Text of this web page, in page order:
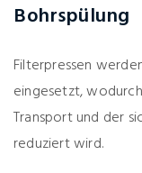
Bohrspülung
Filterpressen
eingesetzt,
Transport und der
reduziert wird.